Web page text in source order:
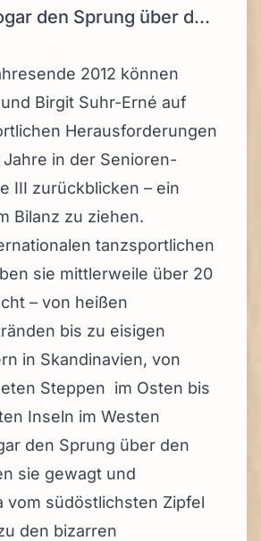
den Sprung über d...
2012 können
Birgit Suhr-Erné auf
Herausforderungen
in der Senioren-
III zurückblicken – ein
Bilanz zu ziehen.
tanzsportlichen
sie mittlerweile über 20
– von heißen
bis zu eisigen
in Skandinavien, von
Steppen im Osten bis
Inseln im Westen
den Sprung über den
sie gewagt und
vom südöstlichsten Zipfel
den bizarren